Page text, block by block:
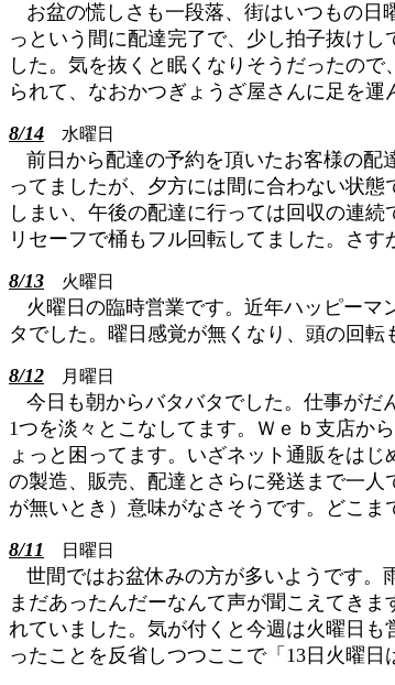
お盆の慌しさも一段落、街はいつもの
っという間に配達完了で、少し拍子抜け
した。気を抜くと眠くなりそうだったの
られて、なおかつぎょうざ屋さんに足を
8/14 水曜日
前日から配達の予約を頂いたお客様の
ってましたが、夕方には間に合わない状
しまい、午後の配達に行っては回収の連
リセーフで桶もフル回転してました。さ
8/13 火曜日
火曜日の臨時営業です。近年ハッピー
タでした。曜日感覚が無くなり、頭の回
8/12 月曜日
今日も朝からバタバタでした。仕事がだ
1つを淡々とこなしてます。Ｗｅｂ支店か
ょっと困ってます。いざネット通販をは
の製造、販売、配達とさらに発送まで一
が無いとき）意味がなさそうです。どこま
8/11
日曜日
世間ではお盆休みの方が多いようです。
まだあったんだーなんて声が聞こえてき
れていました。気が付くと今週は火曜日
ったことを反省しつつここで「13日火曜日